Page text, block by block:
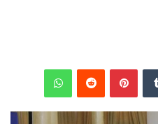
بينتيريست